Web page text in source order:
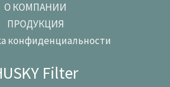
О КОМПАНИИ
ПРОДУКЦИЯ
конфиденциальности
Filter